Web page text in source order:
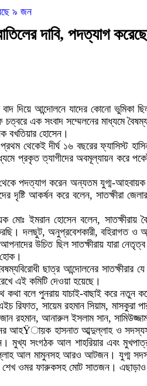
৯ জন
দাবি, পদত্যাগ
দিয়ে আন্দোলনে যাদের কোনো ভুমিকা
এক সংবাদ সম্মেলনের মাধ্যমে
বখতিয়ার হোসেন।
থেকেই দীর্ঘ ১৬ বছরের ফ্যাসিস্ট
প্রকৃত ত্যাগীদের অবমূল্যায়ন করে
পদত্যাগ করেন অন্যতম যুগ্ম-আহবায়ক
আকর্ষন করে বলেন, সাতক্ষীরা
মোঃ ইমরান হোসেন বলেন,
দলছুট, অনুপ্রবেশকারী, বহিরাগত ও
উচিত ছিল সাতক্ষীরায় যারা
ছাত্র আন্দোলনের সাতক্ষীরার
এই কমিটি দেওয়া হয়েছে।
কথা বলে পুনরায় যাচাই-বাছাই করে নতুন
সায়েম রহমান সিয়াম, মাসকুরা
রহমান, আনারুল ইসলাম সান,
আহŸায়ক হাসনাত আব্দুল্লাহ ও
মুখ্য সংগঠক আল শাহরিয়ার এবং
আল মামুনসহ আরও আটজন। যুগ্ম
শেখ ওমর ফারুকসহ মোট সাতজন।